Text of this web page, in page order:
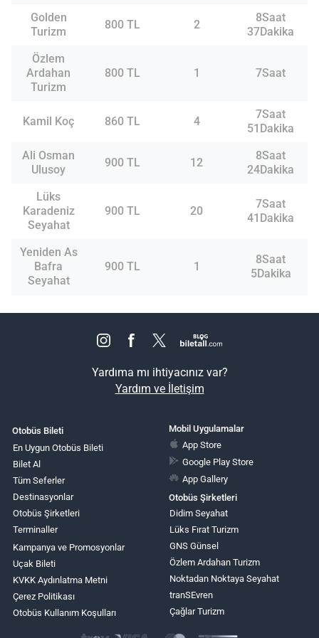
Golden
Turizm
800 TL 2
8Saat
37Dakika
Özlem
Ardahan
Turizm
800 TL 1 7Saat
Kamil Koç 860 TL 4
7Saat
51Dakika
Ali Osman
Ulusoy
900 TL 12
8Saat
24Dakika
Lüks
Karadeniz
Seyahat
900 TL 20
7Saat
41Dakika
Yeniden As
Bafra
Seyahat
900 TL 1
8Saat
5Dakika
Yardıma mı ihtiyacınız var?
Yardım ve İletişim
Otobüs Bileti
En Uygun Otobüs Bileti
Bilet Al
Tüm Seferler
Destinasyonlar
Otobüs Şirketleri
Terminaller
Kampanya ve Promosyonlar
Uçak Bileti
KVKK Aydınlatma Metni
Çerez Politikası
Otobüs Kullanım Koşulları
Mobil Uygulamalar
App Store
Google Play Store
App Gallery
Otobüs Şirketleri
Didim Seyahat
Lüks Fırat Turizm
GNS Günsel
Özlem Ardahan Turizm
Noktadan Noktaya Seyahat
tranSEvren
Çağlar Turizm